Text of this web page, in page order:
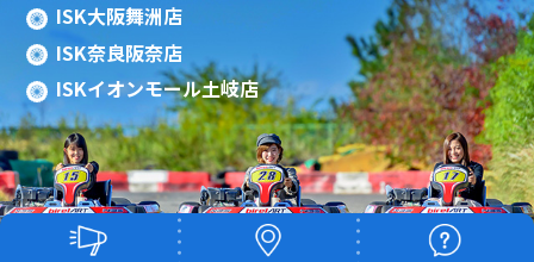
ISK大阪舞洲店
ISK奈良阪奈店
ISKイオンモール土岐店
Copyright(c) 2015 ISK Co., Ltd.All Rights
Reserved.